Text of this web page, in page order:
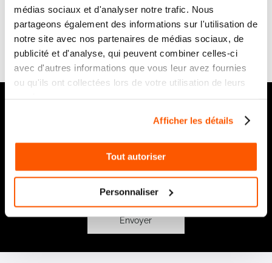
médias sociaux et d'analyser notre trafic. Nous
partageons également des informations sur l'utilisation de
notre site avec nos partenaires de médias sociaux, de
publicité et d'analyse, qui peuvent combiner celles-ci
avec d'autres informations que vous leur avez fournies
ou qu'ils ont collectées lors de votre utilisation de leurs
Afficher les détails
Tout autoriser
Personnaliser
Nos conseils
FAQ
Recevez par e-mail notre actualité avec les promos du
moment et les nouveautés en avant-première
à
d’information
:
Envoyer